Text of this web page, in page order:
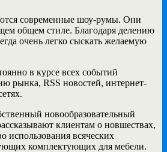
современные шоу-румы. Они
общем стиле. Благодаря делению
очень легко сыскать желаемую
в курсе всех событий
рынка, RSS новостей, интернет-
новообразовательный
клиентам о новшествах,
использования всяческих
комплектующих для мебели.